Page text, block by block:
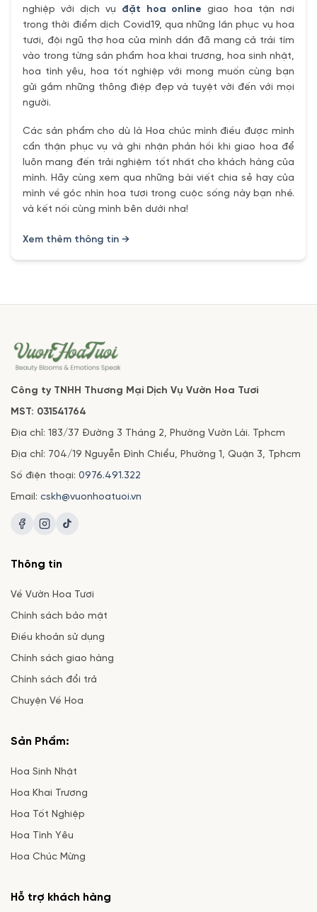
nghiệp với dịch vụ đặt hoa online giao hoa tận nơi
trong thời điểm dịch Covid19, qua những lần phục vụ hoa
tươi, đội ngũ thợ hoa của mình dần đã mang cả trái tím
vào trong từng sản phẩm hoa khai trương, hoa sinh nhật,
hoa tình yêu, hoa tốt nghiệp với mong muốn cùng bạn
gửi gắm những thông điệp đẹp và tuyệt vời đến với mọi
người.
Các sản phẩm cho dù là Hoa chúc mình điều được mình
cẩn thận phục vụ và ghi nhận phản hồi khi giao hoa để
luôn mang đến trải nghiệm tốt nhất cho khách hàng của
mình. Hãy cùng xem qua những bài viết chia sẻ hay của
mình về góc nhìn hoa tươi trong cuộc sống này bạn nhé.
và kết nối cùng mình bên dưới nha!
Xem thêm thông tin →
Công ty TNHH Thương Mại Dịch Vụ Vườn Hoa Tươi
MST: 031541764
Địa chỉ: 183/37 Đường 3 Tháng 2, Phường Vườn Lài. Tphcm
Địa chỉ: 704/19 Nguyễn Đình Chiểu, Phường 1, Quận 3, Tphcm
Số điện thoại: 0976.491.322
Email: cskh@vuonhoatuoi.vn
Thông tin
Về Vườn Hoa Tươi
Chính sách bảo mật
Điều khoản sử dụng
Chính sách giao hàng
Chính sách đổi trả
Chuyện Về Hoa
Sản Phẩm:
Hoa Sinh Nhật
Hoa Khai Trương
Hoa Tốt Nghiệp
Hoa Tình Yêu
Hoa Chúc Mừng
Hỗ trợ khách hàng